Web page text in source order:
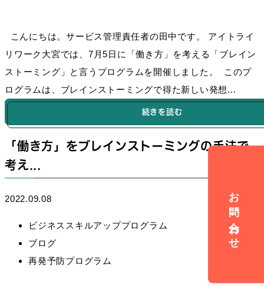
こんにちは。サービス管理責任者の田中です。 アイトライ
リワーク大宮では、7月5日に「働き方」を考える「ブレイン
ストーミング」と言うプログラムを開催しました。 このプ
ログラムは、ブレインストーミングで得た新しい発想...
続きを読む
「働き方」をブレインストーミングの手法で
考え...
2022.09.08
ビジネススキルアッププログラム
ブログ
再発予防プログラム
お問い合わせ